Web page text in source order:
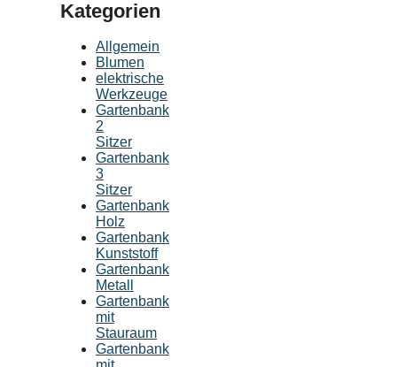
Kategorien
Allgemein
Blumen
elektrische
Werkzeuge
Gartenbank
2
Sitzer
Gartenbank
3
Sitzer
Gartenbank
Holz
Gartenbank
Kunststoff
Gartenbank
Metall
Gartenbank
mit
Stauraum
Gartenbank